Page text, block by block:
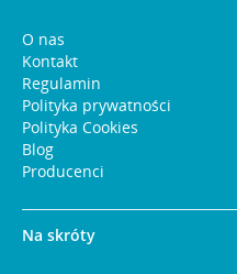
O nas
Kontakt
Regulamin
Polityka prywatności
Polityka Cookies
Blog
Producenci
Na skróty